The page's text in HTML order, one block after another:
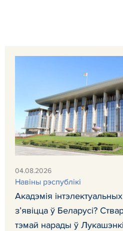
04.08.2026
Навiны рэспублiкi
Акадэмія інтэлектуальных
з’явіцца ў Беларусі?
тэмай нарады ў Лукашэнкі